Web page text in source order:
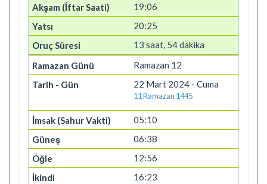
19:06
20:25
13 saat, 54 dakika
Ramazan 12
22 Mart 2024 - Cuma
11 Ramazan 1445
05:10
06:38
12:56
16:23